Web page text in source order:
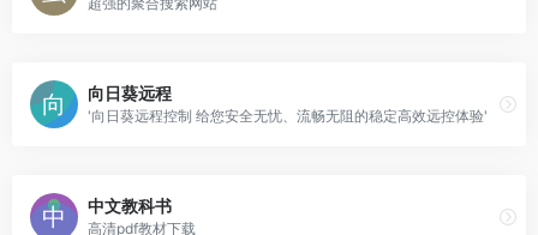
向日葵远程
'向日葵远程控制 给您安全无忧、流畅无阻的稳定高效远控体验'
中文教科书
高清pdf教材下载